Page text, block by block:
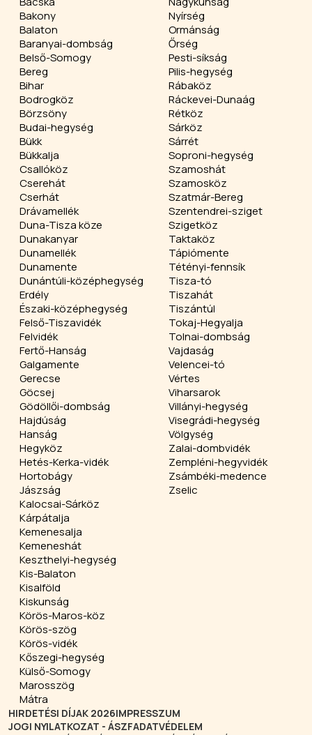
Bakony
Balaton
Baranyai-dombság
Belső-Somogy
Bereg
Bihar
Bodrogköz
Börzsöny
Budai-hegység
Bükk
Bükkalja
Csallóköz
Cserehát
Cserhát
Drávamellék
Duna-Tisza köze
Dunakanyar
Dunamellék
Dunamente
Dunántúli-középhegység
Erdély
Északi-középhegység
Felső-Tiszavidék
Felvidék
Fertő-Hanság
Galgamente
Gerecse
Göcsej
Gödöllői-dombság
Hajdúság
Hanság
Hegyköz
Hetés-Kerka-vidék
Hortobágy
Jászság
Kalocsai-Sárköz
Kárpátalja
Kemenesalja
Kemeneshát
Keszthelyi-hegység
Kis-Balaton
Kisalföld
Kiskunság
Körös-Maros-köz
Körös-szög
Körös-vidék
Kőszegi-hegység
Külső-Somogy
Marosszög
Mátra
Nyírség
Ormánság
Őrség
Pesti-síkság
Pilis-hegység
Rábaköz
Ráckevei-Dunaág
Rétköz
Sárköz
Sárrét
Soproni-hegység
Szamoshát
Szamosköz
Szatmár-Bereg
Szentendrei-sziget
Szigetköz
Taktaköz
Tápiómente
Tétényi-fennsík
Tisza-tó
Tiszahát
Tiszántúl
Tokaj-Hegyalja
Tolnai-dombság
Vajdaság
Velencei-tó
Vértes
Viharsarok
Villányi-hegység
Visegrádi-hegység
Völgység
Zalai-dombvidék
Zempléni-hegyvidék
Zsámbéki-medence
Zselic
HIRDETÉSI DÍJAK 2026IMPRESSZUM
JOGI NYILATKOZAT - ÁSZFADATVÉDELEM